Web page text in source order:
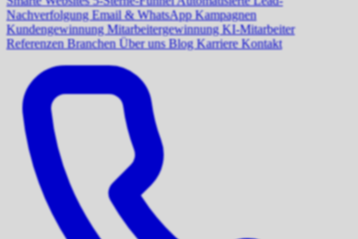
Nachverfolgung Email & WhatsApp Kampagnen
Kundengewinnung Mitarbeitergewinnung KI-Mitarbeiter
Referenzen Branchen Über uns Blog Karriere Kontakt